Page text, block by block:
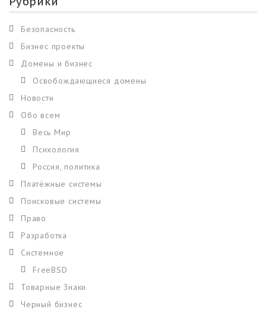
Безопасность
Бизнес проекты
Домены и бизнес
Освобождающиеся домены
Новости
Обо всем
Весь Мир
Психология
Россия, политика
Платёжные системы
Поисковые системы
Право
Разработка
Системное
FreeBSD
Товарные Знаки
Черный бизнес